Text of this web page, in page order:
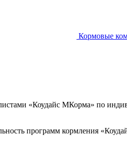
Кормовые
«Коудайс МКорма» по
программ кормления